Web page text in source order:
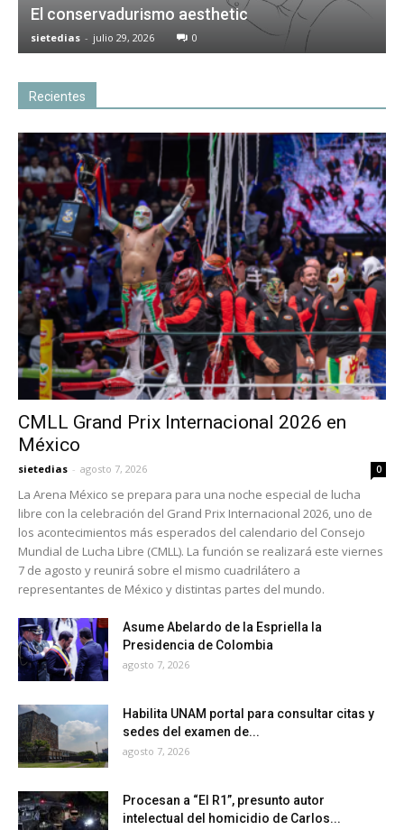
El conservadurismo aesthetic
sietedias - julio 29, 2026 0
Recientes
CMLL Grand Prix Internacional 2026 en
México
sietedias - agosto 7, 2026 0
La Arena México se prepara para una noche especial de lucha
libre con la celebración del Grand Prix Internacional 2026, uno de
los acontecimientos más esperados del calendario del Consejo
Mundial de Lucha Libre (CMLL). La función se realizará este viernes
7 de agosto y reunirá sobre el mismo cuadrilátero a
representantes de México y distintas partes del mundo.
Asume Abelardo de la Espriella la
Presidencia de Colombia
agosto 7, 2026
Habilita UNAM portal para consultar citas y
sedes del examen de...
agosto 7, 2026
Procesan a “El R1”, presunto autor
intelectual del homicidio de Carlos...